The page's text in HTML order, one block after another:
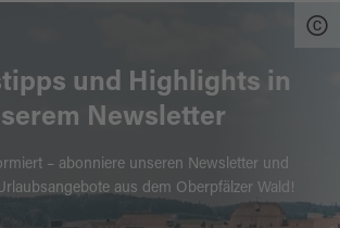
und Highlights in
Newsletter
– abonniere unseren Newsletter und
aus dem Oberpfälzer Wald!